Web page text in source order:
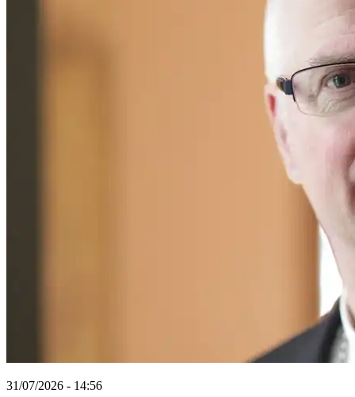
31/07/2026 - 14:56